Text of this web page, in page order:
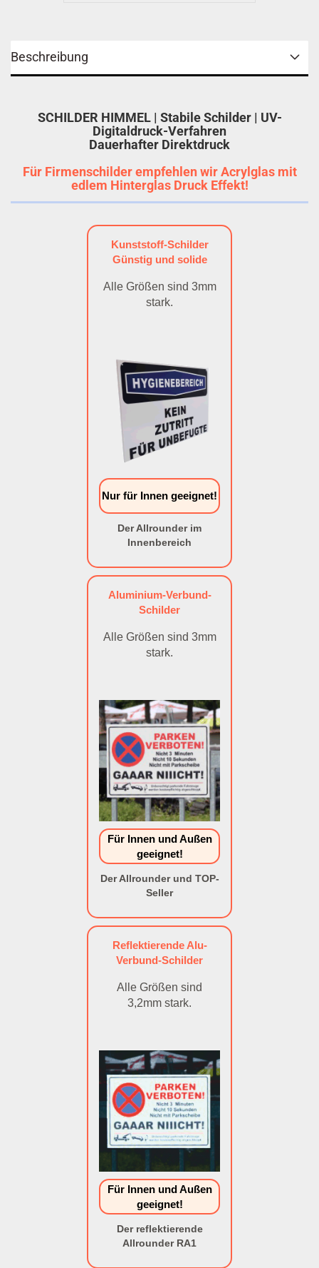
Beschreibung
SCHILDER HIMMEL | Stabile Schilder | UV-
Digitaldruck-Verfahren
Dauerhafter Direktdruck
Für Firmenschilder empfehlen wir Acrylglas mit
edlem Hinterglas Druck Effekt!
Kunststoff-Schilder
Günstig und solide
Alle Größen sind 3mm
stark.
Nur für Innen geeignet!
Der Allrounder im
Innenbereich
Aluminium-Verbund-
Schilder
Alle Größen sind 3mm
stark.
Für Innen und Außen
geeignet!
Der Allrounder und TOP-
Seller
Reflektierende Alu-
Verbund-Schilder
Alle Größen sind
3,2mm stark.
Für Innen und Außen
geeignet!
Der reflektierende
Allrounder RA1